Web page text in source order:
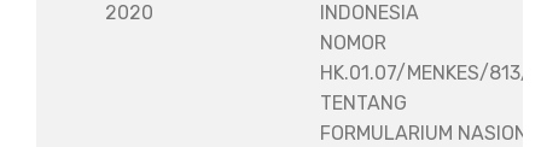
2020
INDONESIA
NOMOR
HK.01.07/MENKES/813/
TENTANG
FORMULARIUM